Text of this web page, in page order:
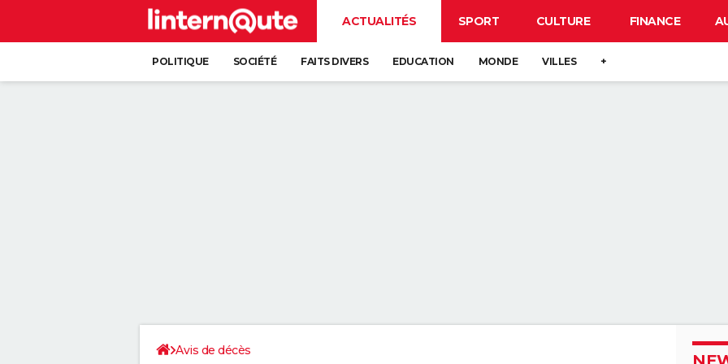
ACTUALITÉS SPORT CULTURE FINANCE
POLITIQUE SOCIÉTÉ FAITS DIVERS EDUCATION MONDE VILLES +
Avis de décès